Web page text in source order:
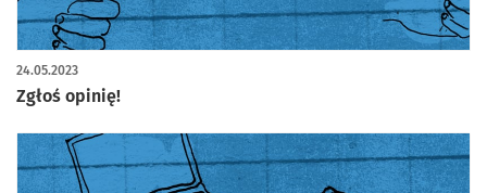
Zgłoś opinię!
24.05.2023